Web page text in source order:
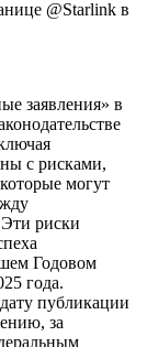
@Starlink в
заявления» в
с рисками,
могут
риски
Годовом
года.
публикации
за